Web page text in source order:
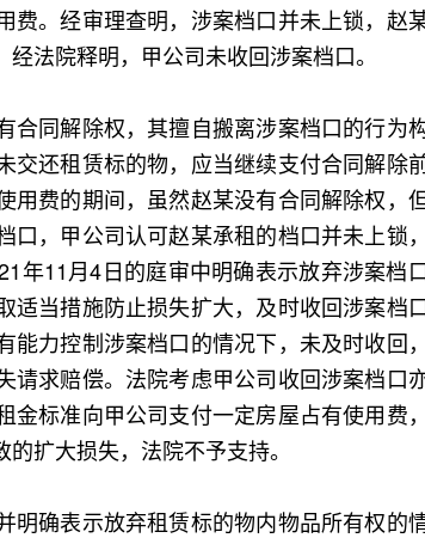
费。经审理查明，涉案档口并未上锁，赵
法院释明，甲公司未收回涉案档口。
同解除权，其擅自搬离涉案档口的行为
交还租赁标的物，应当继续支付合同解除
用费的期间，虽然赵某没有合同解除权，
口，甲公司认可赵某承租的档口并未上锁
年11月4日的庭审中明确表示放弃涉案档
适当措施防止损失扩大，及时收回涉案档
能力控制涉案档口的情况下，未及时收回
请求赔偿。法院考虑甲公司收回涉案档口
金标准向甲公司支付一定房屋占有使用费
扩大损失，法院不予支持。
确表示放弃租赁标的物内物品所有权的